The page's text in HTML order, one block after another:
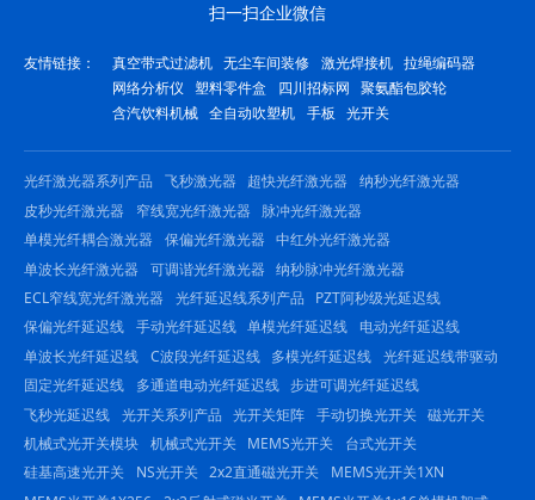
扫一扫企业微信
友情链接： 真空带式过滤机 无尘车间装修 激光焊接机 拉绳编码器
网络分析仪 塑料零件盒 四川招标网
聚氨酯包胶轮
含汽饮料机械 全自动吹塑机 手板 光开关
光纤激光器系列产品 飞秒激光器 超快光纤激光器
纳秒光纤激光器
皮秒光纤激光器
窄线宽光纤激光器
脉冲光纤激光器
单模光纤耦合激光器
保偏光纤激光器 中红外光纤激光器
单波长光纤激光器
可调谐光纤激光器 纳秒脉冲光纤激光器
ECL窄线宽光纤激光器
光纤延迟线系列产品
PZT阿秒级光延迟线
保偏光纤延迟线 手动光纤延迟线 单模光纤延迟线
电动光纤延迟线
单波长光纤延迟线 C波段光纤延迟线 多模光纤延迟线 光纤延迟线带驱动
固定光纤延迟线
多通道电动光纤延迟线 步进可调光纤延迟线
飞秒光延迟线 光开关系列产品 光开关矩阵 手动切换光开关 磁光开关
机械式光开关模块 机械式光开关 MEMS光开关
台式光开关
硅基高速光开关
NS光开关 2x2直通磁光开关
MEMS光开关1XN